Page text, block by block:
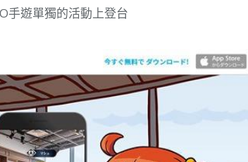
手遊單獨的活動上登台